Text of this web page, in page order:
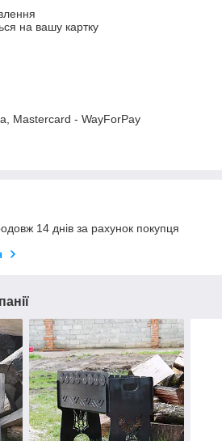
на вашу картку
Mastercard - WayForPay
14 днів за рахунок покупця